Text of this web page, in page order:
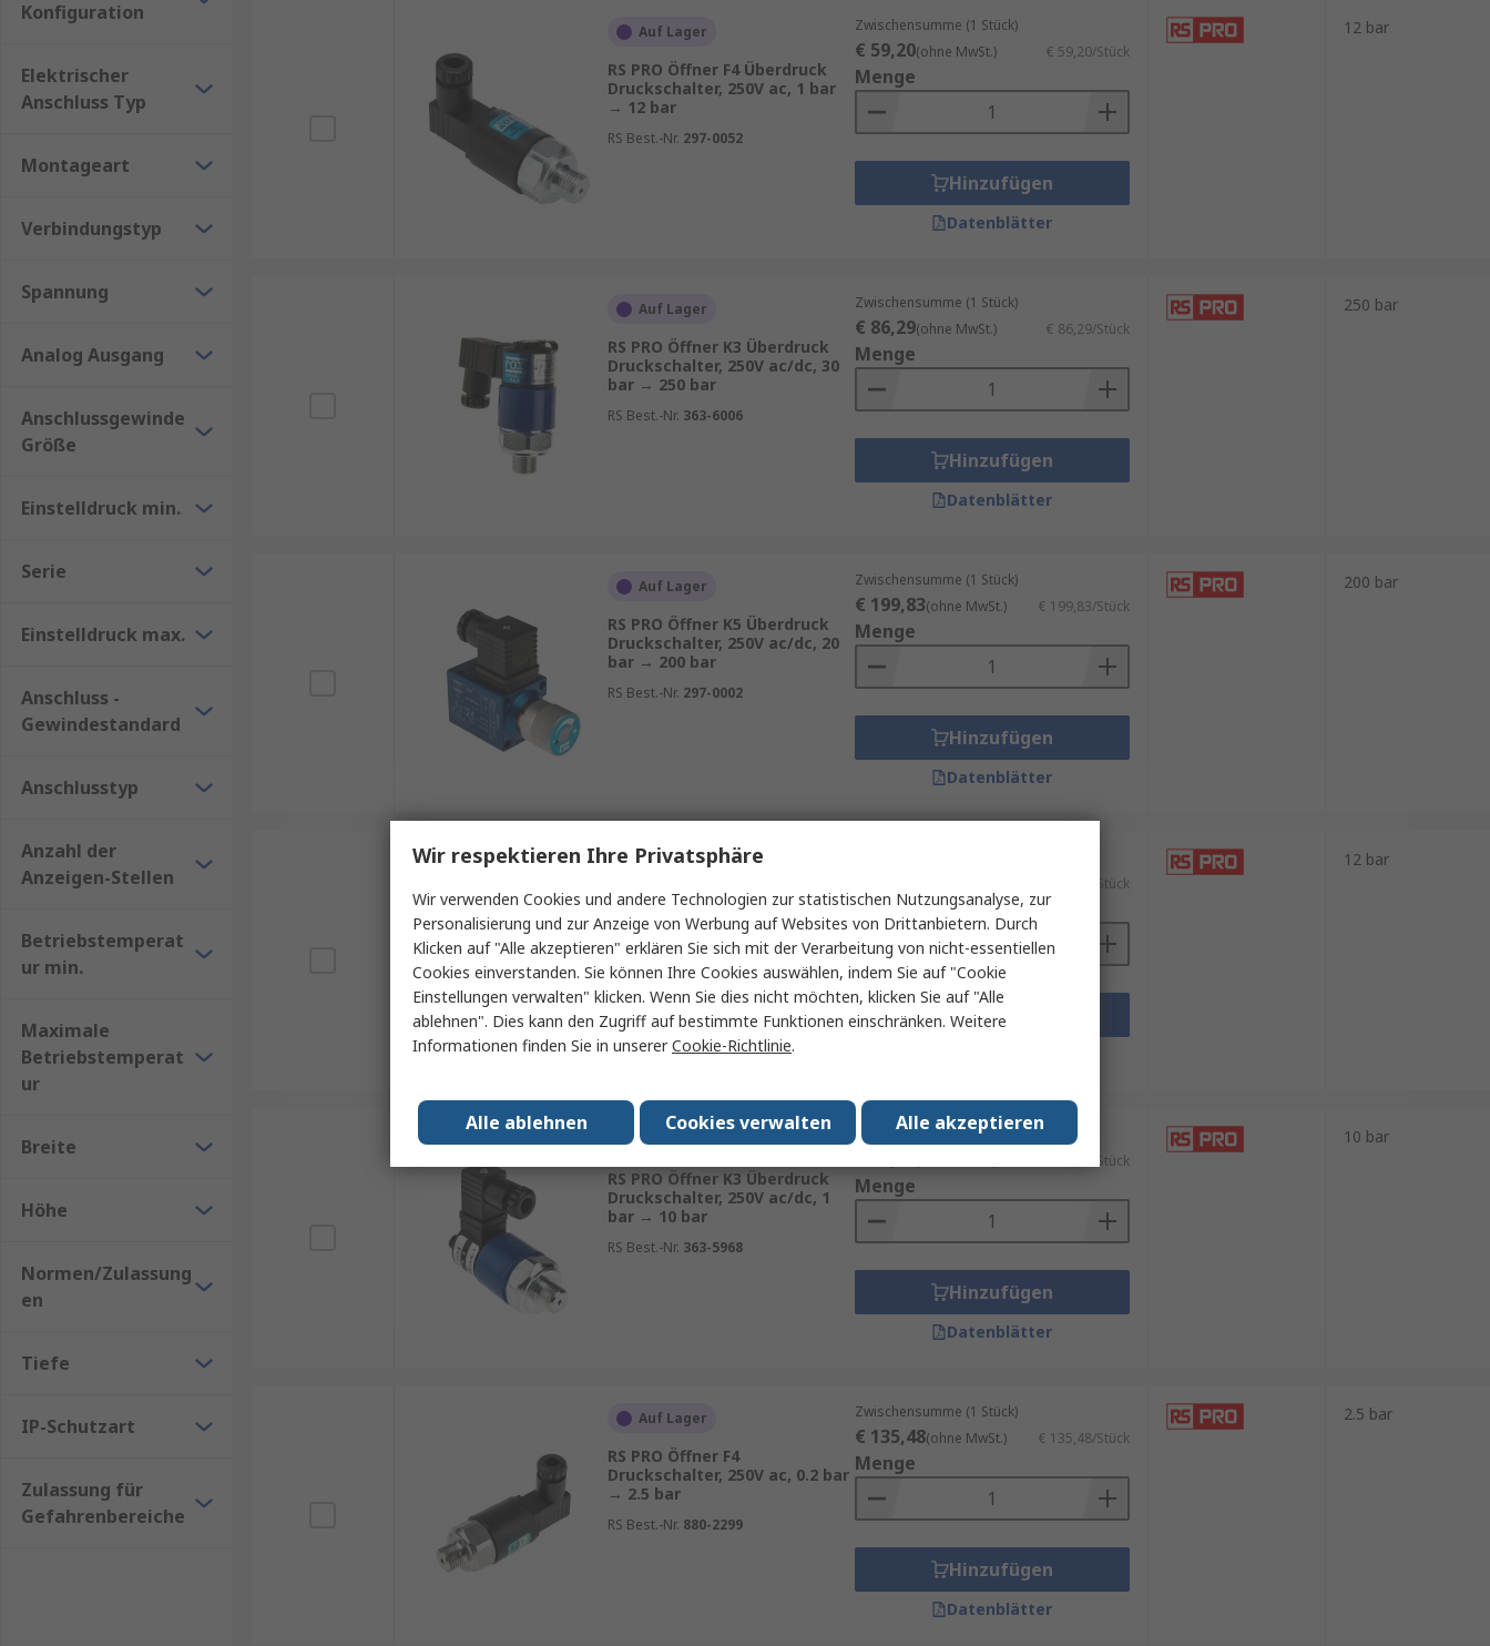
Konfiguration
Elektrischer
Anschluss Typ
Montageart
Verbindungstyp
Spannung
Analog Ausgang
Anschlussgewinde
Größe
Einstelldruck min.
Serie
Einstelldruck max.
Anschluss -
Gewindestandard
Anschlusstyp
Anzahl der
Anzeigen-Stellen
Betriebstemperat
ur min.
Maximale
Betriebstemperat
ur
Breite
Höhe
Normen/Zulassung
en
Tiefe
IP-Schutzart
Zulassung für
Gefahrenbereiche
Auf Lager
RS PRO Öffner F4 Überdruck
Druckschalter, 250V ac, 1 bar
→ 12 bar
RS Best.-Nr. 297-0052
Zwischensumme (1 Stück)
€ 59,20(ohne MwSt.) € 59,20/Stück
Menge
Hinzufügen
Datenblätter
12 bar
Auf Lager
RS PRO Öffner K3 Überdruck
Druckschalter, 250V ac/dc, 30
bar → 250 bar
RS Best.-Nr. 363-6006
Zwischensumme (1 Stück)
€ 86,29(ohne MwSt.) € 86,29/Stück
Menge
Hinzufügen
Datenblätter
250 bar
Auf Lager
RS PRO Öffner K5 Überdruck
Druckschalter, 250V ac/dc, 20
bar → 200 bar
RS Best.-Nr. 297-0002
Zwischensumme (1 Stück)
€ 199,83(ohne MwSt.) € 199,83/Stück
Menge
Hinzufügen
Datenblätter
200 bar
Auf Lager
RS PRO 1 Schließer/1 Öffner F4
Druckschalter, 250V ac, 1 bar
→ 12 bar
RS Best.-Nr.880-2289
€ 135,48/Stück
Menge
Hinzufügen
12 bar
Auf Lager
RS PRO Öffner K3 Überdruck
Druckschalter, 250V ac/dc, 1
bar → 10 bar
RS Best.-Nr. 363-5968
Zwischensumme (1 Stück)
€ 77,05/Stück
Menge
Hinzufügen
Datenblätter
10 bar
Auf Lager
RS PRO Öffner F4
Druckschalter, 250V ac, 0.2 bar
→ 2.5 bar
RS Best.-Nr. 880-2299
Zwischensumme (1 Stück)
€ 135,48(ohne MwSt.) € 135,48/Stück
Menge
Hinzufügen
Datenblätter
2.5 bar
Wir respektieren Ihre Privatsphäre
Wir verwenden Cookies und andere Technologien zur statistischen Nutzungsanalyse, zur
Personalisierung und zur Anzeige von Werbung auf Websites von Drittanbietern. Durch
Klicken auf "Alle akzeptieren" erklären Sie sich mit der Verarbeitung von nicht-essentiellen
Cookies einverstanden. Sie können Ihre Cookies auswählen, indem Sie auf "Cookie
Einstellungen verwalten" klicken. Wenn Sie dies nicht möchten, klicken Sie auf "Alle
ablehnen". Dies kann den Zugriff auf bestimmte Funktionen einschränken. Weitere
Informationen finden Sie in unsererCookie-Richtlinie.
Alle akzeptieren
Cookies verwalten
Alle ablehnen